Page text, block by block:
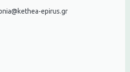
epirus.gr